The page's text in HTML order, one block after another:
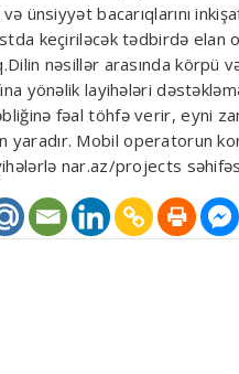
ünsiyyət bacarıqlarını
keçiriləcək tədbirdə elan
nəsillər arasında körpü
yönəlik layihələri
fəal töhfə verir, eyni
yaradır. Mobil operatorun
nar.az/projects